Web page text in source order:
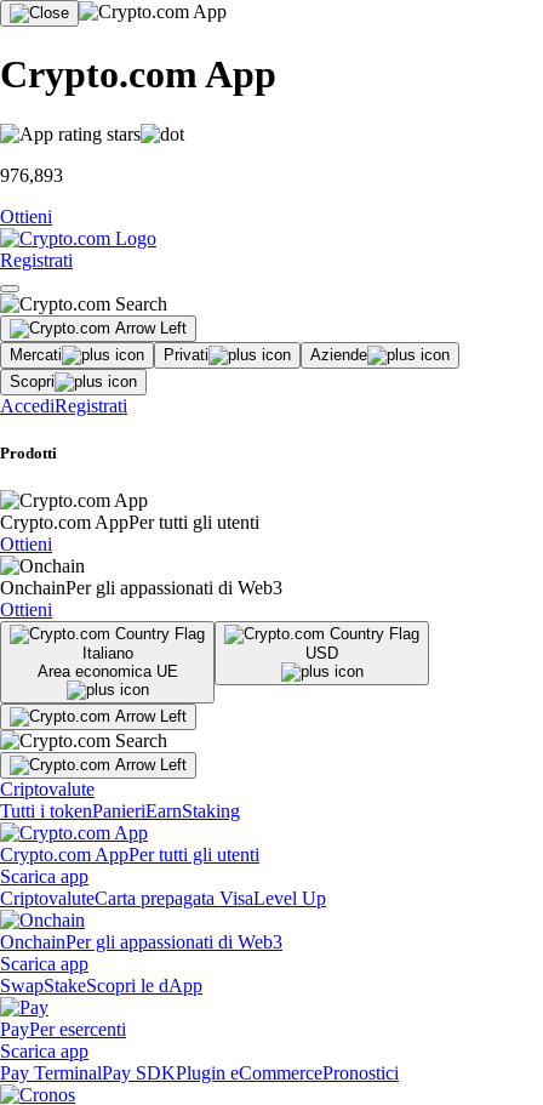
Crypto.com App
976,893
Ottieni
Registrati
Mercati Privati
Aziende
Scopri
AccediRegistrati
Prodotti
Crypto.com AppPer tutti gli utenti
Ottieni
OnchainPer gli appassionati di Web3
Ottieni
Italiano
Area economica UE
USD
Criptovalute
Tutti i tokenPanieriEarnStaking
Crypto.com AppPer tutti gli utenti
Scarica app
CriptovaluteCarta prepagata VisaLevel Up
OnchainPer gli appassionati di Web3
Scarica app
SwapStakeScopri le dApp
PayPer esercenti
Scarica app
Pay TerminalPay SDKPlugin eCommercePronostici